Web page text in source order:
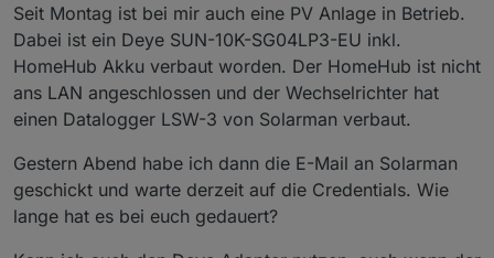
Seit Montag ist bei mir auch eine PV Anlage in Betrieb.
Dabei ist ein Deye SUN-10K-SG04LP3-EU inkl.
HomeHub Akku verbaut worden. Der HomeHub ist nicht
ans LAN angeschlossen und der Wechselrichter hat
einen Datalogger LSW-3 von Solarman verbaut.
Gestern Abend habe ich dann die E-Mail an Solarman
geschickt und warte derzeit auf die Credentials. Wie
lange hat es bei euch gedauert?